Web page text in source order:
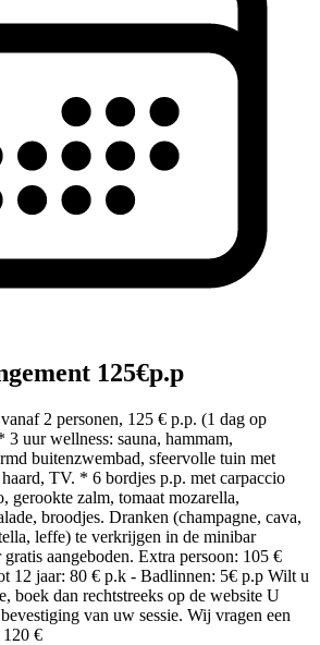
125€p.p
2 personen, 125 € p.p. (1 dag op
3 uur wellness: sauna, hammam,
buitenzwembad, sfeervolle tuin met
TV. * 6 bordjes p.p. met carpaccio
gerookte zalm, tomaat mozarella,
broodjes. Dranken (champagne, cava,
leffe) te verkrijgen in de minibar
aangeboden. Extra persoon: 105 €
12 jaar: 80 € p.k - Badlinnen: 5€ p.p Wilt u
boek dan rechtstreeks op de website U
van uw sessie. Wij vragen een
€